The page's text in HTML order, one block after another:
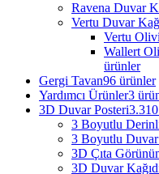
Ravena Duvar
Vertu Duvar
Vertu
Wallert
ürünler
Gergi Tavan96 ürünler
Yardımcı Ürünler3
3D Duvar Posteri
3 Boyutlu
3 Boyutlu Duvar
3D Çıta
3D Duvar